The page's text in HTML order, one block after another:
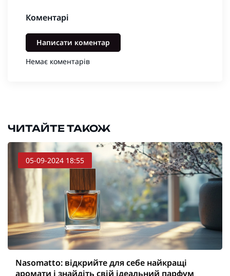
Коментарі
Написати коментар
Немає коментарів
ЧИТАЙТЕ ТАКОЖ
05-09-2024 18:55
Nasomatto: відкрийте для себе найкращі
аромати і знайдіть свій ідеальний парфум